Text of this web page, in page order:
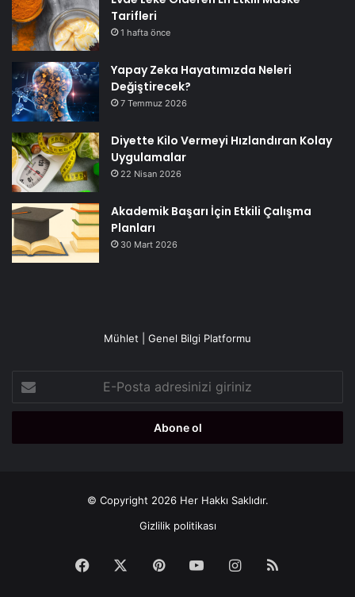
Tarifleri
1 hafta önce
Yapay Zeka Hayatımızda Neleri
Değiştirecek?
7 Temmuz 2026
Diyette Kilo Vermeyi Hızlandıran Kolay
Uygulamalar
22 Nisan 2026
Akademik Başarı İçin Etkili Çalışma
Planları
30 Mart 2026
Mühlet | Genel Bilgi Platformu
Posta
adresinizi
© Copyright 2026 Her Hakkı Saklıdır.
Gizlilik politikası
Facebook PinterestYouTubeInstagram